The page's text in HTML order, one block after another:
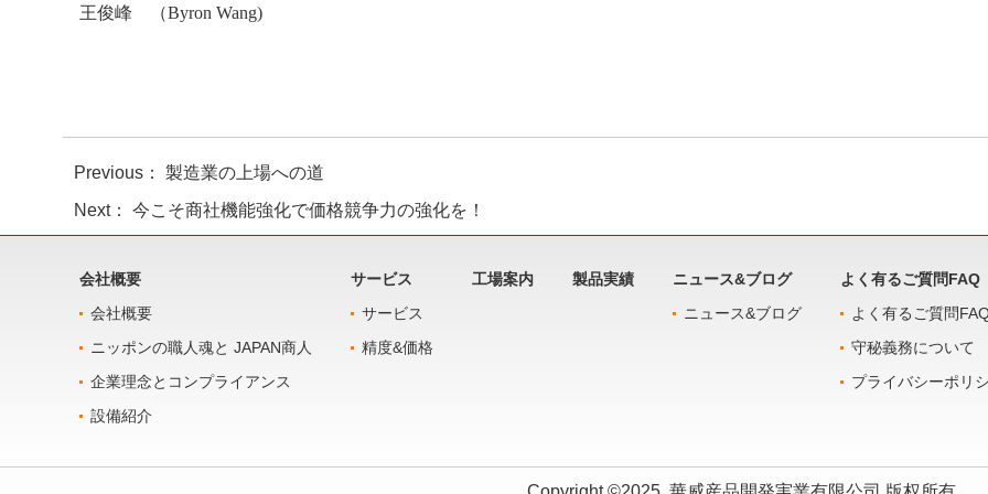
王俊峰 （Byron Wang)
Previous： 製造業の上場への道
Next： 今こそ商社機能強化で価格競争力の強化を！
会社概要
会社概要
ニッポンの職人魂と JAPAN商人
企業理念とコンプライアンス
設備紹介
サービス
サービス
精度&価格
工場案内 製品実績
ニュース&ブログ
ニュース&ブログ
よく有るご質問FAQ
よく有るご質問
守秘義務について
プライバシーポリ